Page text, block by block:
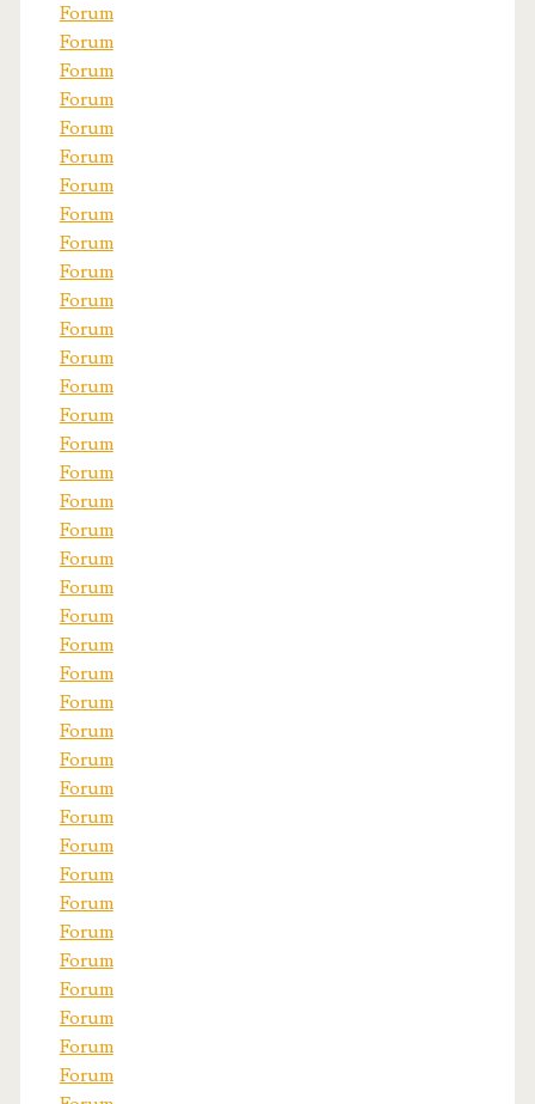
Forum
Forum
Forum
Forum
Forum
Forum
Forum
Forum
Forum
Forum
Forum
Forum
Forum
Forum
Forum
Forum
Forum
Forum
Forum
Forum
Forum
Forum
Forum
Forum
Forum
Forum
Forum
Forum
Forum
Forum
Forum
Forum
Forum
Forum
Forum
Forum
Forum
Forum